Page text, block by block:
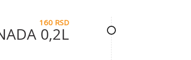
160 RSD
0,2L